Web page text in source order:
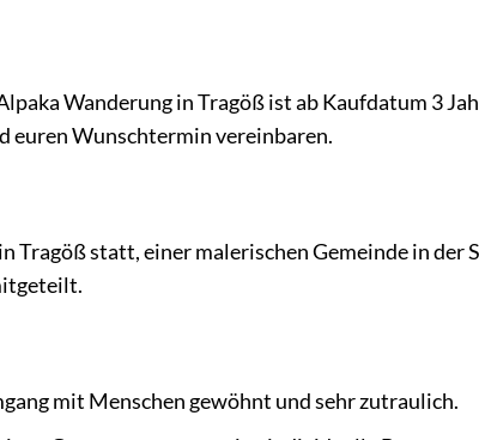
Wanderung in Tragöß ist ab Kaufdatum 3
euren Wunschtermin vereinbaren.
Tragöß statt, einer malerischen Gemeinde in
mit Menschen gewöhnt und sehr zutraulich.